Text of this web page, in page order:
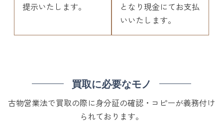
提示いたします。
となり現金にてお支払
いいたします。
買取に必要なモノ
古物営業法で買取の際に身分証の確認・コピーが義務付け
られております。